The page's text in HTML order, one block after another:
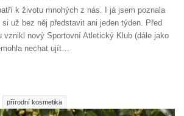
k životu mnohých z nás. I já jsem poznala
už bez něj představit ani jeden týden. Před
vznikl nový Sportovní Atletický Klub (dále jako
nechat ujít…
přírodní kosmetika